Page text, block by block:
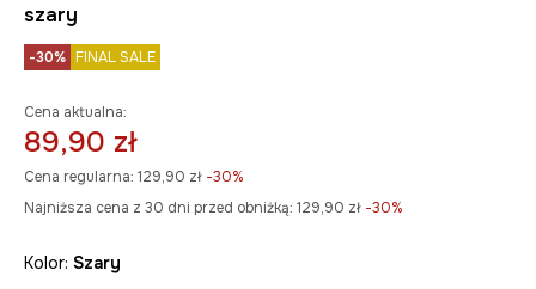
szary
-30% FINAL SALE
Cena aktualna:
89,90 zł
Cena regularna: 129,90 zł -30%
Najniższa cena z 30 dni przed obniżką: 129,90 zł -30%
Kolor: szary